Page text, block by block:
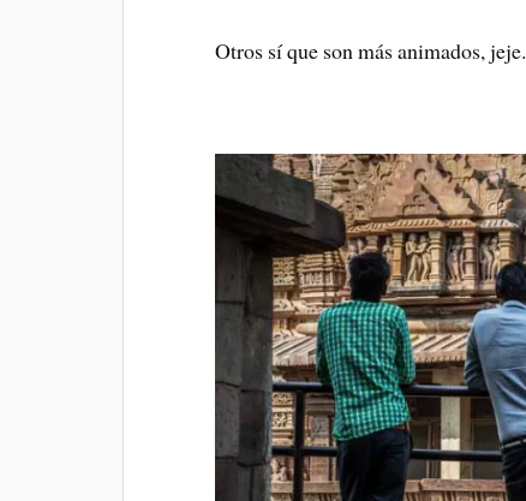
Otros sí que son más animados, jeje.